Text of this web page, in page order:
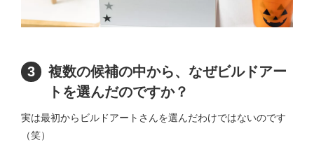
3
複数の候補の中から、なぜビルドアー
トを選んだのですか？
実は最初からビルドアートさんを選んだわけではないのです
（笑）